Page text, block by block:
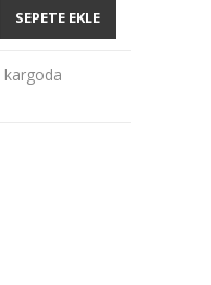
SEPETE EKLE
kargoda